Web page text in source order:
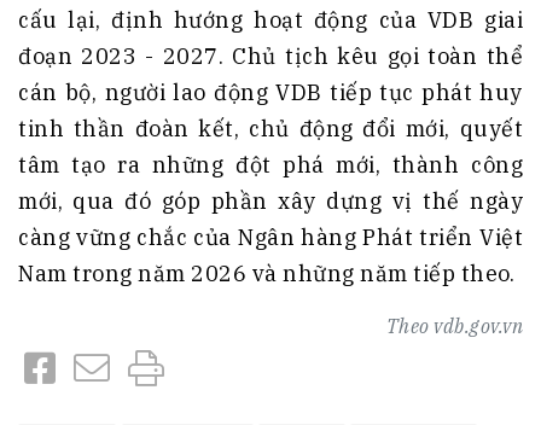
cấu lại, định hướng hoạt động của VDB giai
đoạn 2023 - 2027. Chủ tịch kêu gọi toàn thể
cán bộ, người lao động VDB tiếp tục phát huy
tinh thần đoàn kết, chủ động đổi mới, quyết
tâm tạo ra những đột phá mới, thành công
mới, qua đó góp phần xây dựng vị thế ngày
càng vững chắc của Ngân hàng Phát triển Việt
Nam trong năm 2026 và những năm tiếp theo.
Theo vdb.gov.vn